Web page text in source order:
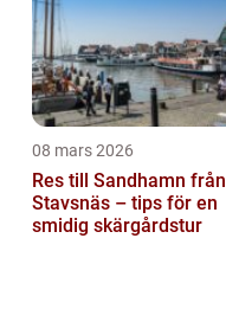
08 mars 2026
Res till Sandhamn från
Stavsnäs – tips för en
smidig skärgårdstur